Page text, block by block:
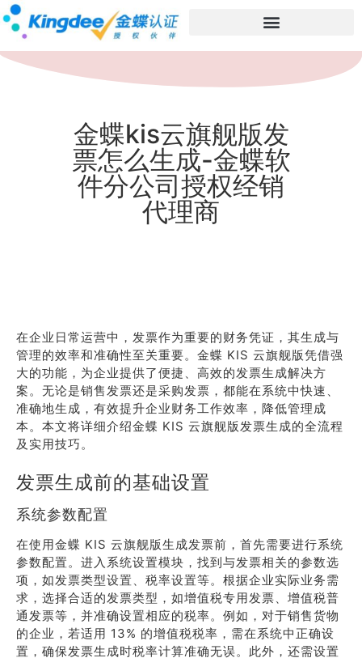
金蝶kis云旗舰版发
票怎么生成-金蝶软
件分公司授权经销
代理商
在企业日常运营中，发票作为重要的财务凭证，其生成与
管理的效率和准确性至关重要。金蝶 KIS 云旗舰版凭借强
大的功能，为企业提供了便捷、高效的发票生成解决方
案。无论是销售发票还是采购发票，都能在系统中快速、
准确地生成，有效提升企业财务工作效率，降低管理成
本。本文将详细介绍金蝶 KIS 云旗舰版发票生成的全流程
及实用技巧。
发票生成前的基础设置
系统参数配置
在使用金蝶 KIS 云旗舰版生成发票前，首先需要进行系统
参数配置。进入系统设置模块，找到与发票相关的参数选
项，如发票类型设置、税率设置等。根据企业实际业务需
求，选择合适的发票类型，如增值税专用发票、增值税普
通发票等，并准确设置相应的税率。例如，对于销售货物
的企业，若适用 13% 的增值税税率，需在系统中正确设
置，确保发票生成时税率计算准确无误。此外，还需设置